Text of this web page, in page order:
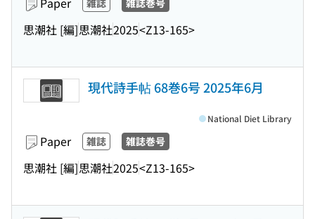
雑誌 雑誌巻号
思潮社 [編]思潮社2025<Z13-165>
現代詩手帖 68巻6号 2025年6月
Paper 雑誌 雑誌巻号
思潮社 [編]思潮社2025<Z13-165>
National Diet Library